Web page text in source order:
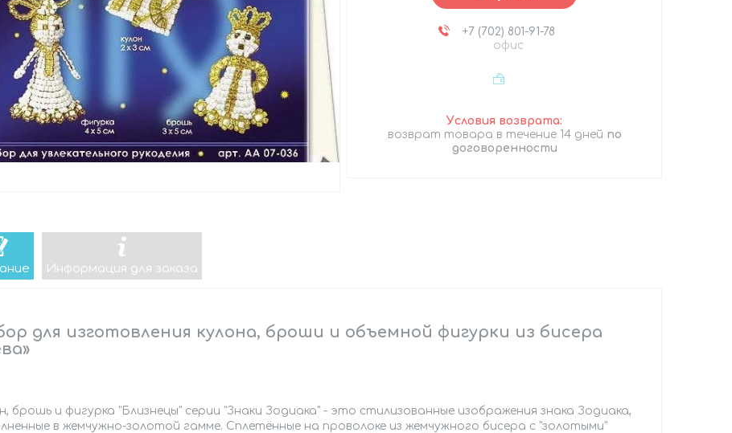
+7 (702) 801-91-78
офис
возврат товара в течение 14 дней по
договоренности
Информация для заказа
для изготовления кулона, броши и объемной фигурки из бисера
брошь и фигурка "Близнецы" серии "Знаки Зодиака" - это стилизованные изображения знака Зодиака,
в жемчужно-золотой гамме. Сплетённые на проволоке из жемчужного бисера с "золотыми"